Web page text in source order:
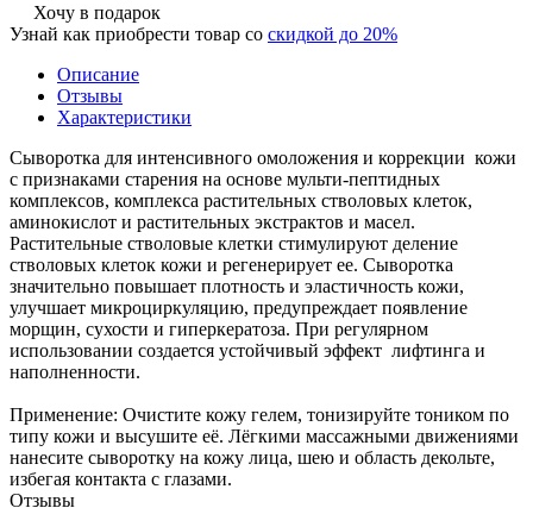
Хочу в подарок
Узнай как приобрести товар со скидкой до 20%
Описание
Отзывы
Характеристики
Сыворотка для интенсивного омоложения и коррекции кожи
с признаками старения на основе мульти-пептидных
комплексов, комплекса растительных стволовых клеток,
аминокислот и растительных экстрактов и масел.
Растительные стволовые клетки стимулируют деление
стволовых клеток кожи и регенерирует ее. Сыворотка
значительно повышает плотность и эластичность кожи,
улучшает микроциркуляцию, предупреждает появление
морщин, сухости и гиперкератоза. При регулярном
использовании создается устойчивый эффект лифтинга и
наполненности.
Применение: Очистите кожу гелем, тонизируйте тоником по
типу кожи и высушите её. Лёгкими массажными движениями
нанесите сыворотку на кожу лица, шею и область декольте,
избегая контакта с глазами.
Отзывы